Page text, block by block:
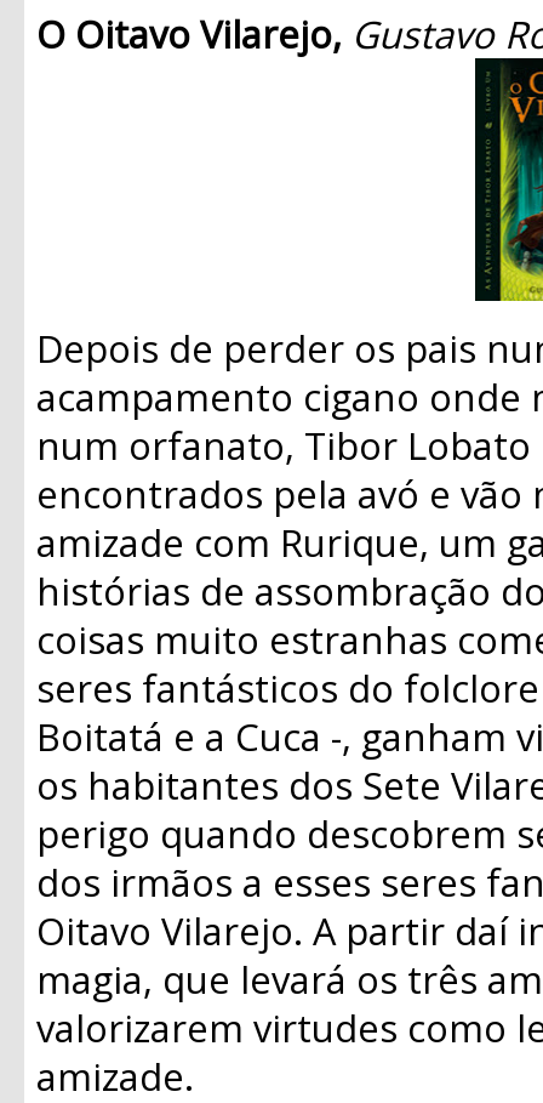
O Oitavo Vilarejo, Gustavo
Depois de perder os pais
acampamento cigano onde
num orfanato, Tibor Lobato
encontrados pela avó e
amizade com Rurique, um
histórias de assombração
coisas muito estranhas
seres fantásticos do
Boitatá e a Cuca -, ganham
os habitantes dos Sete
perigo quando descobrem
dos irmãos a esses seres
Oitavo Vilarejo. A partir daí
magia, que levará os três
valorizarem virtudes como
amizade.